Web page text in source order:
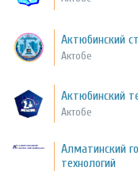
Актюбинский
Актобе
Актюбинский
Актобе
Алматинский
технологий